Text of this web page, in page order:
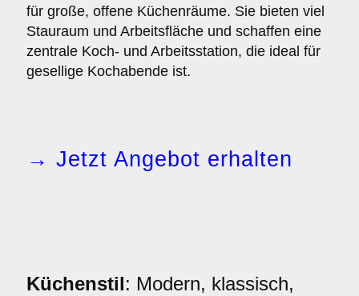
für große, offene Küchenräume. Sie bieten viel
Stauraum und Arbeitsfläche und schaffen eine
zentrale Koch- und Arbeitsstation, die ideal für
gesellige Kochabende ist.
→ Jetzt Angebot erhalten
Küchenstil: Modern, klassisch,